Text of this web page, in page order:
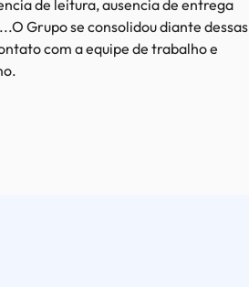
de leitura, ausencia de entrega
Grupo se consolidou diante dessas
com a equipe de trabalho e